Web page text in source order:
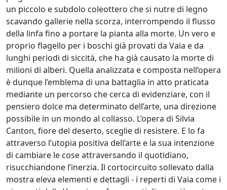
un piccolo e subdolo coleottero che si nutre di legno
scavando gallerie nella scorza, interrompendo il flusso
della linfa fino a portare la pianta alla morte. Un vero e
proprio flagello per i boschi già provati da Vaia e da
lunghi periodi di siccità, che ha già causato la morte di
milioni di alberi. Quella analizzata e composta nell’opera
è dunque l’emblema di una battaglia in atto praticata
mediante un percorso che cerca di evidenziare, con il
pensiero dolce ma determinato dell’arte, una direzione
possibile in un mondo al collasso. L’opera di Silvia
Canton, fiore del deserto, sceglie di resistere. E lo fa
attraverso l’utopia positiva dell’arte e la sua intenzione
di cambiare le cose attraversando il quotidiano,
risucchiandone l’inerzia. Il cortocircuito sollevato dalla
mostra eleva elementi e dettagli - i reperti di Vaia come i